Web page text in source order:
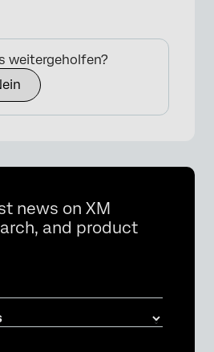
weitergeholfen?
news on XM
and product